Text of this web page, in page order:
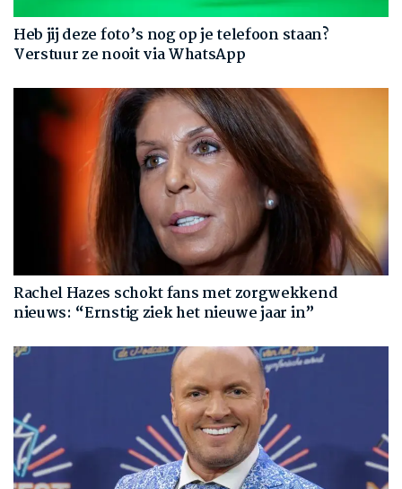
Heb jij deze foto’s nog op je telefoon staan?
Verstuur ze nooit via WhatsApp
Rachel Hazes schokt fans met zorgwekkend
nieuws: “Ernstig ziek het nieuwe jaar in”